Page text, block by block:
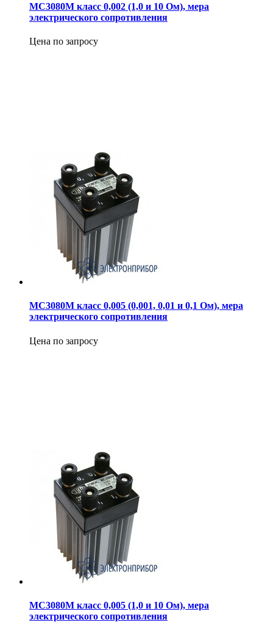
МС3080М класс 0,002 (1,0 и 10 Ом), мера
электрического сопротивления
Цена по запросу
МС3080М класс 0,005 (0,001, 0,01 и 0,1 Ом), мера
электрического сопротивления
Цена по запросу
МС3080М класс 0,005 (1,0 и 10 Ом), мера
электрического сопротивления